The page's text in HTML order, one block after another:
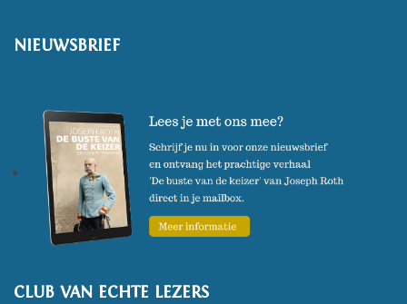
NIEUWSBRIEF
CLUB VAN ECHTE LEZERS